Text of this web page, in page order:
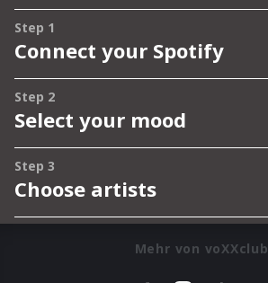
Mehr von voXXclub